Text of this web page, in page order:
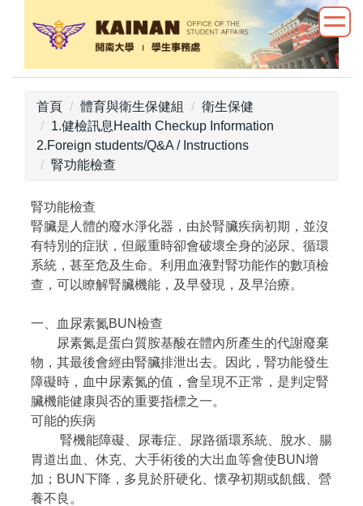
首頁 體育與衛生保健組
衛生保健
1.健檢訊息Health Checkup Information
2.Foreign students/Q&A / Instructions
腎功能檢查
腎功能檢查
腎臟是人體的廢水淨化器，由於腎臟疾病初期，並沒
有特別的症狀，但嚴重時卻會破壞全身的泌尿、循環
系統，甚至危及生命。利用血液對腎功能作的數項檢
查，可以瞭解腎臟機能，及早發現，及早治療。
一、血尿素氮BUN檢查
尿素氮是蛋白質胺基酸在體內所產生的代謝廢棄
物，其最後會經由腎臟排泄出去。因此，腎功能發生
障礙時，血中尿素氮的值，會呈現不正常，是判定腎
臟機能健康與否的重要指標之一。
可能的疾病
腎機能障礙、尿毒症、尿路循環系統、脫水、腸
胃道出血、休克、大手術後的大出血等會使BUN增
加；BUN下降，多見於肝硬化、懷孕初期或飢餓、營
養不良。